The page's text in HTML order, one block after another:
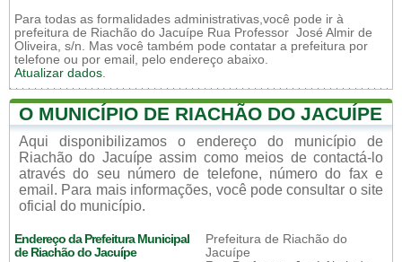
Para todas as formalidades administrativas,você pode ir à
prefeitura de Riachão do Jacuípe Rua Professor José Almir de
Oliveira, s/n. Mas você também pode contatar a prefeitura por
telefone ou por email, pelo endereço abaixo.
Atualizar dados.
O MUNICÍPIO DE RIACHÃO DO JACUÍPE
Aqui disponibilizamos o endereço do município de
Riachão do Jacuípe assim como meios de contactá-lo
através do seu número de telefone, número do fax e
email. Para mais informações, você pode consultar o site
oficial do município.
Endereço da Prefeitura Municipal
de Riachão do Jacuípe
Prefeitura de Riachão do
Jacuípe